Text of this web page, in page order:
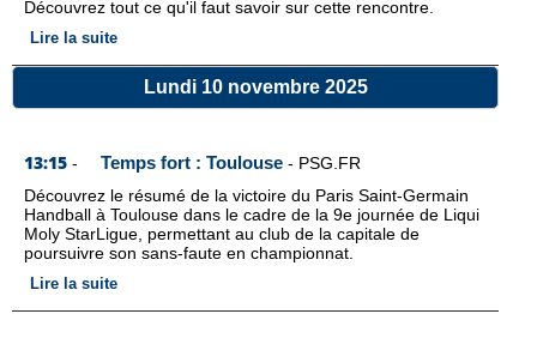
Découvrez tout ce qu'il faut savoir sur cette rencontre.
Lire la suite
Lundi 10 novembre 2025
13:15 - Temps fort : Toulouse - PSG.FR
Découvrez le résumé de la victoire du Paris Saint-Germain
Handball à Toulouse dans le cadre de la 9e journée de Liqui
Moly StarLigue, permettant au club de la capitale de
poursuivre son sans-faute en championnat.
Lire la suite